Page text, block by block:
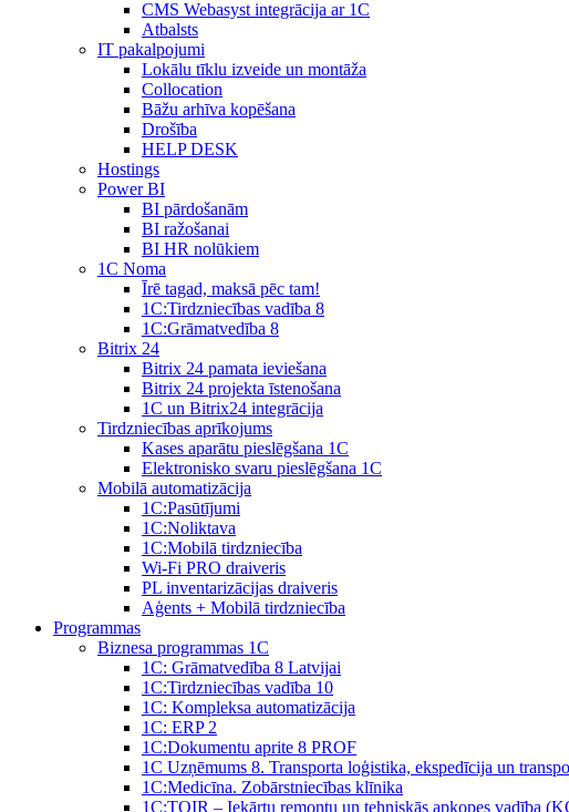
CMS Webasyst integrācija ar 1C
Atbalsts
IT pakalpojumi
Lokālu tīklu izveide un montāža
Collocation
Bāžu arhīva kopēšana
Drošība
HELP DESK
Hostings
Power BI
BI pārdošanām
BI ražošanai
BI HR nolūkiem
1C Noma
Īrē tagad, maksā pēc tam!
1С:Tirdzniecības vadība 8
1С:Grāmatvedība 8
Bitrix 24
Bitrix 24 pamata ieviešana
Bitrix 24 projekta īstenošana
1C un Bitrix24 integrācija
Tirdzniecības aprīkojums
Kases aparātu pieslēgšana 1C
Elektronisko svaru pieslēgšana 1C
Mobilā automatizācija
1С:Pasūtījumi
1С:Noliktava
1С:Mobilā tirdzniecība
Wi-Fi PRO draiveris
PL inventarizācijas draiveris
Aģents + Mobilā tirdzniecība
Programmas
Biznesa programmas 1C
1C: Grāmatvedība 8 Latvijai
1C:Tirdzniecības vadība 10
1С: Kompleksa automatizācija
1C: ERP 2
1С:Dokumentu aprite 8 PROF
1C Uzņēmums 8. Transporta loģistika, ekspedīcija un
1C:Medicīna. Zobārstniecības klīnika
1C:TOIR – Iekārtu remontu un tehniskās apkopes vadība